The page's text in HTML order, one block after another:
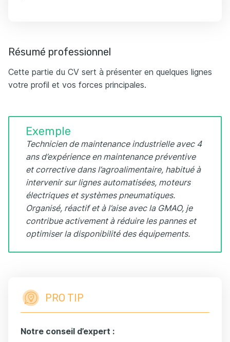
Résumé professionnel
Cette partie du CV sert à présenter en quelques lignes
votre profil et vos forces principales.
Exemple
Technicien de maintenance industrielle avec 4
ans d’expérience en maintenance préventive
et corrective dans l’agroalimentaire, habitué à
intervenir sur lignes automatisées, moteurs
électriques et systèmes pneumatiques.
Organisé, réactif et à l’aise avec la GMAO, je
contribue activement à réduire les pannes et
optimiser la disponibilité des équipements.
PRO TIP
Notre conseil d’expert :